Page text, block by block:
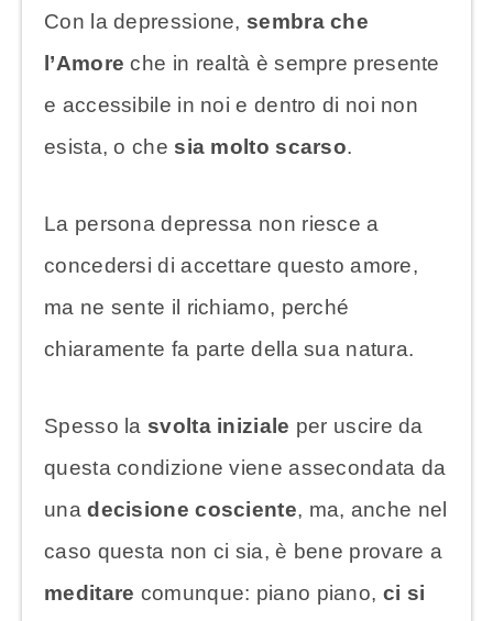
Con la depressione, sembra che
l’Amore che in realtà è sempre presente
e accessibile in noi e dentro di noi non
esista, o che sia molto scarso.
La persona depressa non riesce a
concedersi di accettare questo amore,
ma ne sente il richiamo, perché
chiaramente fa parte della sua natura.
Spesso la svolta iniziale per uscire da
questa condizione viene assecondata da
unadecisione cosciente, ma, anche nel
caso questa non ci sia, è bene provare a
meditare comunque: piano piano, ci si